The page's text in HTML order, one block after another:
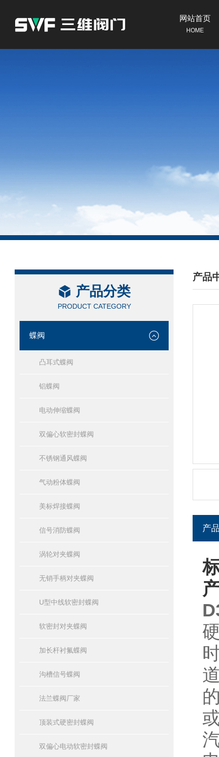
网站首页
HOME
产品分类
PRODUCT CATEGORY
蝶阀
凸耳式蝶阀
铝蝶阀
电动伸缩蝶阀
双偏心软密封蝶阀
不锈钢通风蝶阀
气动粉体蝶阀
美标焊接蝶阀
信号消防蝶阀
涡轮对夹蝶阀
无销手柄对夹蝶阀
U型中线软密封蝶阀
软密封对夹蝶阀
加长杆衬氟蝶阀
沟槽信号蝶阀
法兰蝶阀厂家
顶装式硬密封蝶阀
双偏心电动软密封蝶阀
产品
/
产